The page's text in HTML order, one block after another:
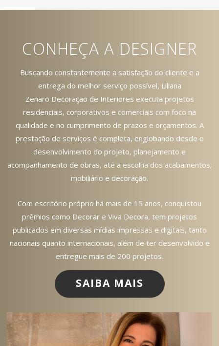
CONHEÇA A DESIGNER
Buscando constantemente a satisfação do cliente e a
entrega do melhor serviço possível, Liliana
Zenaro Decoração de Interiores executa projetos
residenciais, corporativos e comerciais com foco na
qualidade e no cumprimento de prazos e orçamentos. A
prestação de serviços é completa, englobando desde o
desenvolvimento do projeto, planejamento e
acompanhamento de obras, até a escolha dos acabamentos,
mobiliário e decoração.
Com escritório próprio há mais de 15 anos, conquistou
prêmios como Decorar e Viva Decora, tem projetos
publicados em diversas mídias impressas e digitais, tanto
nacionais quanto internacionais, além de ter desenvolvido e
entregue mais de 200 projetos.
SAIBA MAIS